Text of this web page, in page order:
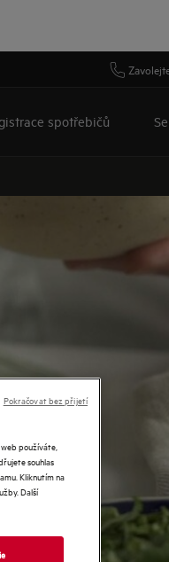
spotřebičů
používáte,
souhlas
Kliknutím na
Další
Pokračovat bez přijetí